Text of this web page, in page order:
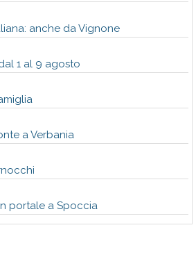
anche da Vignone
1 al 9 agosto
a Verbania
portale a Spoccia